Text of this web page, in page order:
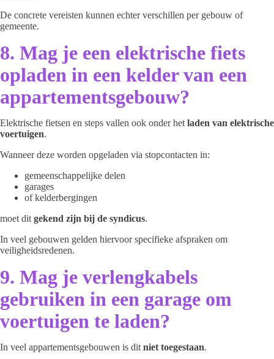
De concrete vereisten kunnen echter verschillen per gebouw of
gemeente.
8. Mag je een elektrische fiets
opladen in een kelder van een
appartementsgebouw?
Elektrische fietsen en steps vallen ook onder het laden van elektrische
voertuigen.
Wanneer deze worden opgeladen via stopcontacten in:
gemeenschappelijke delen
garages
of kelderbergingen
moet dit gekend zijn bij de syndicus.
In veel gebouwen gelden hiervoor specifieke afspraken om
veiligheidsredenen.
9. Mag je verlengkabels
gebruiken in een garage om
voertuigen te laden?
In veel appartementsgebouwen is dit niet toegestaan.